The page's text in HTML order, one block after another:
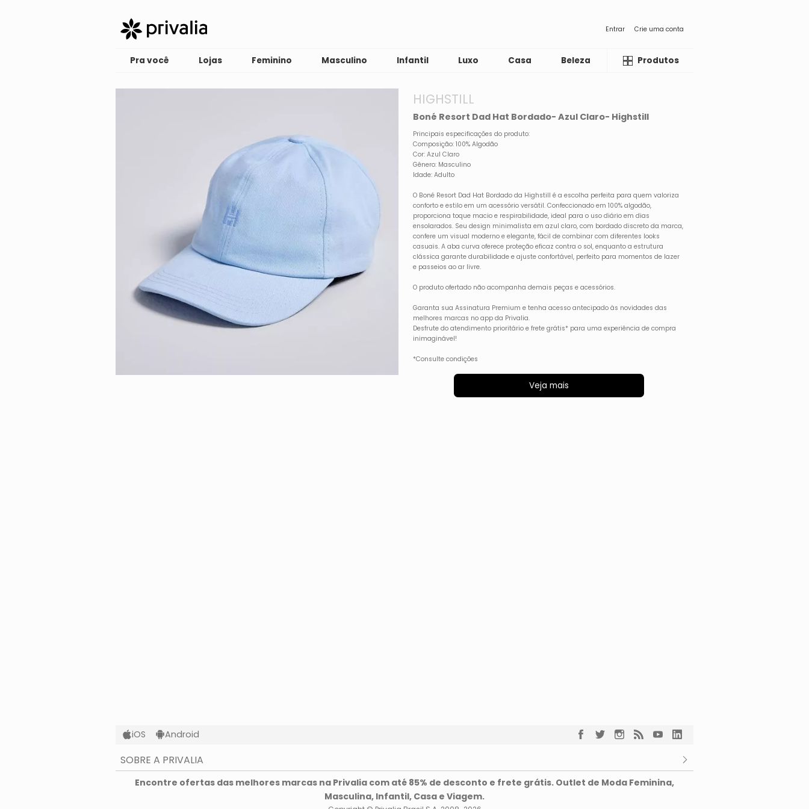
Entrar Crie uma conta
Pra você Lojas Feminino Masculino Infantil Luxo Casa Beleza LiquidaProdutos
HIGHSTILL
Boné Resort Dad Hat Bordado- Azul Claro- Highstill
Principais especificações do produto:
Composição: 100% Algodão
Cor: Azul Claro
Gênero: Masculino
Idade: Adulto
O Boné Resort Dad Hat Bordado da Highstill é a escolha perfeita para quem valoriza
conforto e estilo em um acessório versátil. Confeccionado em 100% algodão,
proporciona toque macio e respirabilidade, ideal para o uso diário em dias
ensolarados. Seu design minimalista em azul claro, com bordado discreto da marca,
confere um visual moderno e elegante, fácil de combinar com diferentes looks
casuais. A aba curva oferece proteção eficaz contra o sol, enquanto a estrutura
clássica garante durabilidade e ajuste confortável, perfeito para momentos de lazer
e passeios ao ar livre.
O produto ofertado não acompanha demais peças e acessórios.
Garanta sua Assinatura Premium e tenha acesso antecipado às novidades das
melhores marcas no app da Privalia.
Desfrute do atendimento prioritário e frete grátis* para uma experiência de compra
inimaginável!
*Consulte condições
Veja mais
iOS Android
SOBRE A PRIVALIA
O que é a Privalia?
Encontre ofertas das melhores marcas na Privalia com até 85% de desconto e frete grátis. Outlet de Moda Feminina,
Masculina, Infantil, Casa e Viagem.